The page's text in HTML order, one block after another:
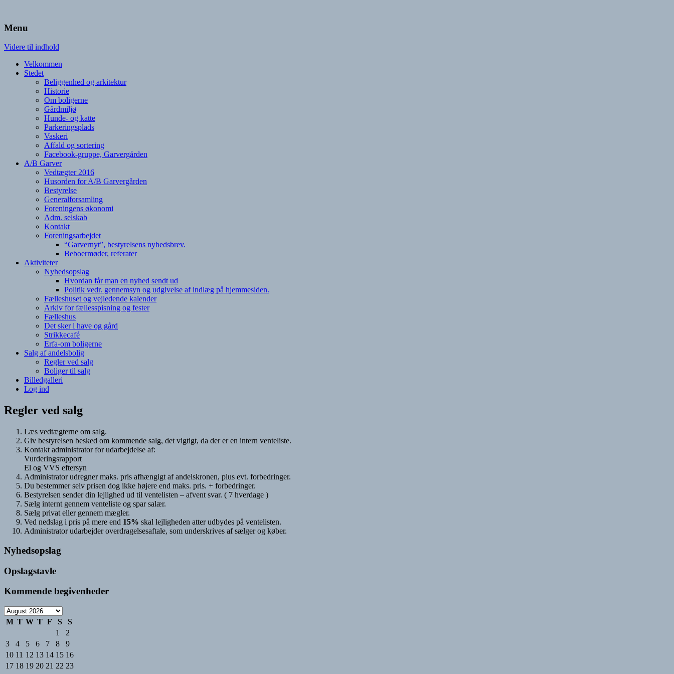
A/B Garvergården
Menu
Videre til indhold
Velkommen
Stedet
Beliggenhed og arkitektur
Historie
Om boligerne
Gårdmiljø
Hunde- og katte
Parkeringsplads
Vaskeri
Affald og sortering
Facebook-gruppe, Garvergården
A/B Garver
Vedtægter 2016
Husorden for A/B Garvergården
Bestyrelse
Generalforsamling
Foreningens økonomi
Adm. selskab
Kontakt
Foreningsarbejdet
“Garvernyt”, bestyrelsens nyhedsbrev.
Beboermøder, referater
Aktiviteter
Nyhedsopslag
Hvordan får man en nyhed sendt ud
Politik vedr. gennemsyn og udgivelse af indlæg på hjemmesiden.
Fælleshuset og vejledende kalender
Arkiv for fællesspisning og fester
Fælleshus
Det sker i have og gård
Strikkecafé
Erfa-om boligerne
Salg af andelsbolig
Regler ved salg
Boliger til salg
Billedgalleri
Log ind
Regler ved salg
Læs vedtægterne om salg.
Giv bestyrelsen besked om kommende salg, det vigtigt, da der er en intern venteliste.
Kontakt administrator for udarbejdelse af:
Vurderingsrapport
El og VVS eftersyn
Administrator udregner maks. pris afhængigt af andelskronen, plus evt. forbedringer.
Du bestemmer selv prisen dog ikke højere end maks. pris. + forbedringer.
Bestyrelsen sender din lejlighed ud til ventelisten – afvent svar. ( 7 hverdage )
Sælg internt gennem venteliste og spar salær.
Sælg privat eller gennem mægler.
Ved nedslag i pris på mere end 15% skal lejligheden atter udbydes på ventelisten.
Administrator udarbejder overdragelsesaftale, som underskrives af sælger og køber.
Nyhedsopslag
Opslagstavle
Kommende begivenheder
M T W T F S
S
1
2
3
4 5 6 7 8
9
10 11 12 13 14 15 16
17 18 19 20 21 22 23